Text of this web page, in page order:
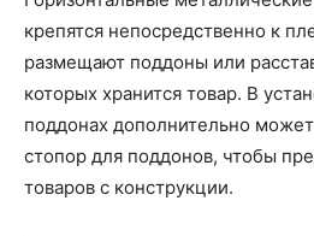
крепятся непосредственно к
размещают поддоны или
которых хранится товар. В
поддонах дополнительно
стопор для поддонов, чтобы
товаров с конструкции.